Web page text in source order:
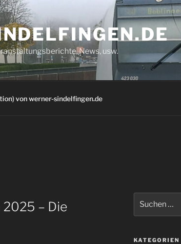
News, usw.
von werner-sindelfingen.de
– Die
nach:
KATEGORIEN